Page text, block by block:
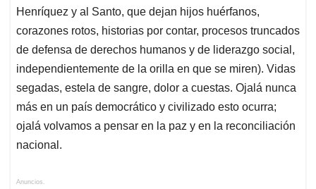
Henríquez y al Santo, que dejan hijos huérfanos,
corazones rotos, historias por contar, procesos truncados
de defensa de derechos humanos y de liderazgo social,
independientemente de la orilla en que se miren). Vidas
segadas, estela de sangre, dolor a cuestas. Ojalá nunca
más en un país democrático y civilizado esto ocurra;
ojalá volvamos a pensar en la paz y en la reconciliación
nacional.
Anuncios.